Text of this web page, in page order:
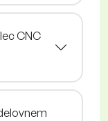
CNC